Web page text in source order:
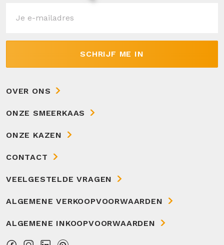
OVER ONS
ONZE SMEERKAAS
ONZE KAZEN
CONTACT
VEELGESTELDE VRAGEN
ALGEMENE VERKOOPVOORWAARDEN
ALGEMENE INKOOPVOORWAARDEN
SCHRIJF ME IN